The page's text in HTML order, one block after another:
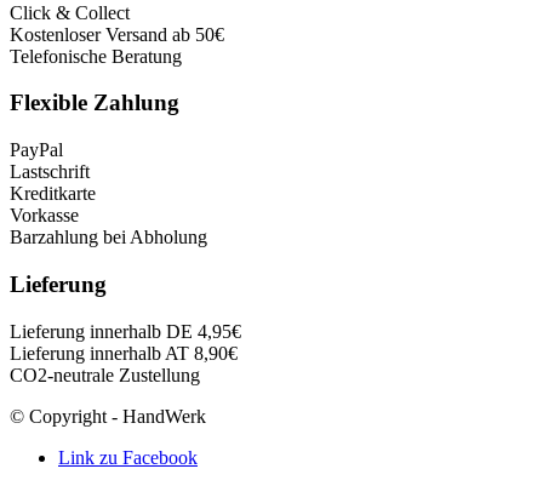
Click & Collect
Kostenloser Versand ab 50€
Telefonische Beratung
Flexible Zahlung
PayPal
Lastschrift
Kreditkarte
Vorkasse
Barzahlung bei Abholung
Lieferung
Lieferung innerhalb DE 4,95€
Lieferung innerhalb AT 8,90€
CO2-neutrale Zustellung
© Copyright - HandWerk
Link zu Facebook